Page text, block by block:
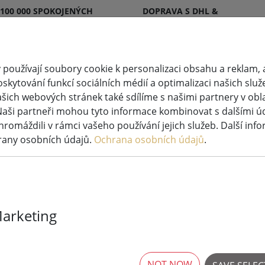
000 SPOKOJENÝCH
DOPRAVA S DHL &
Svíčky
LED
Systémy pohádkových
světel
světelné řetězy LED systému Tech-Line
Sirius Tech-
set 100 LED
soubory cookie k personalizaci obsahu a reklam,
funkcí sociálních médií a optimalizaci našich
webových stránek také sdílíme s našimi partnery v
partneři mohou tyto informace kombinovat s dalšími
v rámci vašeho používání jejich služeb. Další
osobních údajů. Ochrana osobních údajů.